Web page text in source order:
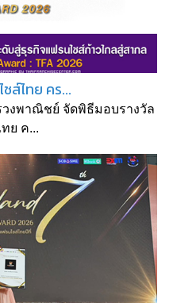
ส์ไทย คร...
งพาณิชย์ จัดพิธีมอบรางวัล
ย ค...